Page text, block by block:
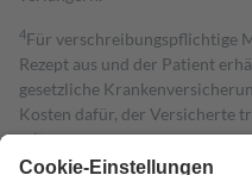
4Für verschreibungspflichtige
Rezept aus und der Patient
gesetzliche
Kosten dafür, der Versicherte
mit.
Grundsätzlich leisten